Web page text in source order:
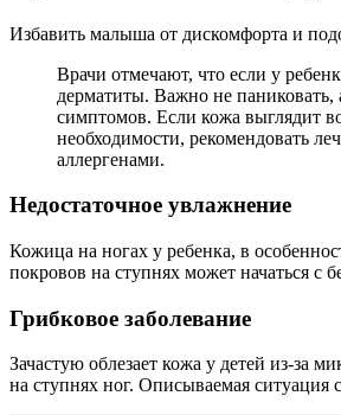
Избавить малыша от дискомфорта и
Врачи отмечают, что если у
дерматиты. Важно не
симптомов. Если кожа выглядит
необходимости, рекомендовать
аллергенами.
Недостаточное увлажнение
Кожица на ногах у ребенка, в
покровов на ступнях может начаться
Грибковое заболевание
Зачастую облезает кожа у детей из-за
на ступнях ног. Описываемая ситуация